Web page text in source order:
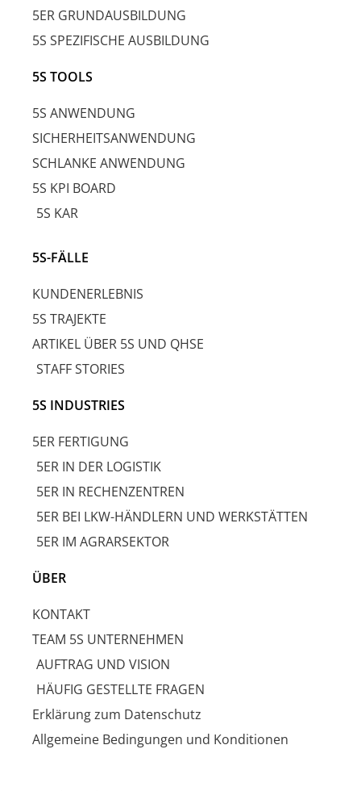
5ER GRUNDAUSBILDUNG
5S SPEZIFISCHE AUSBILDUNG
5S TOOLS
5S ANWENDUNG
SICHERHEITSANWENDUNG
SCHLANKE ANWENDUNG
5S KPI BOARD
5S KAR
5S-FÄLLE
KUNDENERLEBNIS
5S TRAJEKTE
ARTIKEL ÜBER 5S UND QHSE
STAFF STORIES
5S INDUSTRIES
5ER FERTIGUNG
5ER IN DER LOGISTIK
5ER IN RECHENZENTREN
5ER BEI LKW-HÄNDLERN UND WERKSTÄTTEN
5ER IM AGRARSEKTOR
ÜBER
KONTAKT
TEAM 5S UNTERNEHMEN
AUFTRAG UND VISION
HÄUFIG GESTELLTE FRAGEN
Erklärung zum Datenschutz
Allgemeine Bedingungen und Konditionen